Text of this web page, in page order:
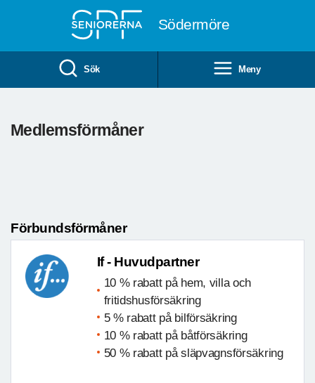
Södermöre
Sök Meny
Medlemsförmåner
Förbundsförmåner
If - Huvudpartner
10 % rabatt på hem, villa och
fritidshusförsäkring
5 % rabatt på bilförsäkring
10 % rabatt på båtförsäkring
50 % rabatt på släpvagnsförsäkring